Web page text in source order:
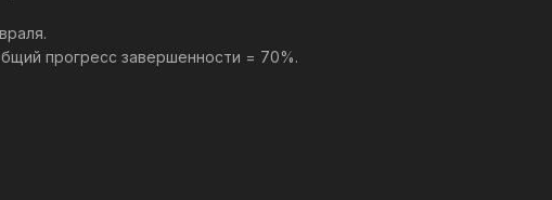
прогресс завершенности = 70%.